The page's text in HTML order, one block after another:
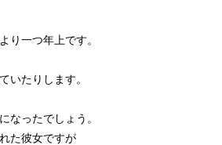
り一つ年上です。
いたりします。
なったでしょう。
た彼女ですが